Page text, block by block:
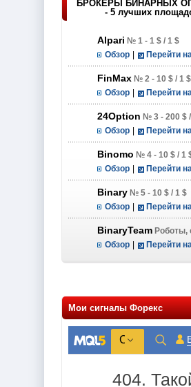
БРОКЕРЫ БИНАРНЫХ
- 5 лучших
Alpari № 1 - 1 $ / 1 $
Обзор Перейти
FinMax № 2 - 10 $ / 1 $
Обзор Перейти
24Option № 3 - 200 $
Обзор Перейти
Binomo № 4 - 10 $ / 1
Обзор Перейти
Binary № 5 - 10 $ / 1 $
Обзор Перейти
BinaryTeam Роботы,
Обзор Перейти
Мои сигналы Форекс